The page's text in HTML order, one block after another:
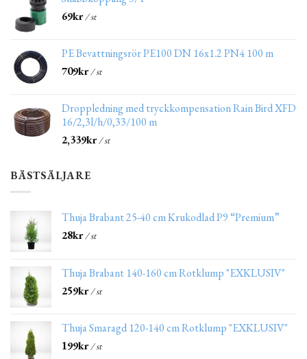
69kr/ st
PE Bevattningsrör PE100 DN 16x1.2 PN4 100 m
709kr/ st
Droppledning med tryckkompensation Rain Bird XFD
16/2,3l/h/0,33/100 m
2,339kr/ st
BÄSTSÄLJARE
Thuja Brabant 25-40 cm Krukodlad P9 “Premium”
28kr/ st
Thuja Brabant 140-160 cm Rotklump "EXKLUSIV"
259kr/ st
Thuja Smaragd 120-140 cm Rotklump "EXKLUSIV"
199kr/ st